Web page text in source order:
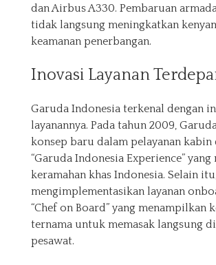
dan Airbus A330. Pembaruan
tidak langsung meningkatkan
keamanan penerbangan.
Inovasi Layanan
Garuda Indonesia terkenal dengan
layanannya. Pada tahun 2009,
konsep baru dalam pelayanan kabin
“Garuda Indonesia Experience” yang
keramahan khas Indonesia. Selain
mengimplementasikan layanan
“Chef on Board” yang menampilkan
ternama untuk memasak langsung
pesawat.